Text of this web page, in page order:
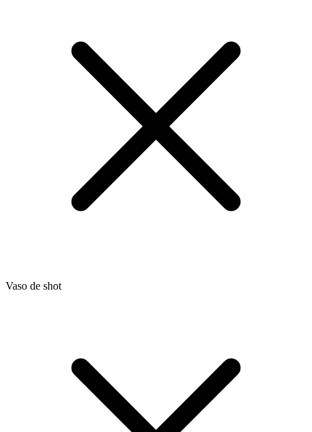
Vaso de shot